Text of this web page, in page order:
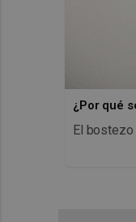
¿Por qué
El